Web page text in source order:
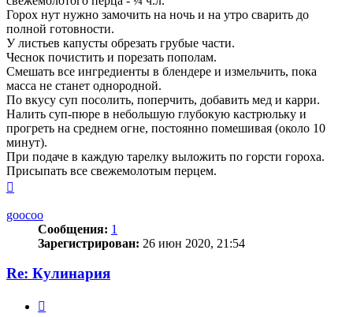
Горох нут нужно замочить на ночь и на утро сварить до
полной готовности.
У листьев капусты обрезать грубые части.
Чеснок почистить и порезать пополам.
Смешать все ингредиенты в блендере и измельчить, пока
масса не станет однородной.
По вкусу суп посолить, поперчить, добавить мед и карри.
Налить суп-пюре в небольшую глубокую кастрюльку и
прогреть на среднем огне, постоянно помешивая (около 10
минут).
При подаче в каждую тарелку выложить по горсти гороха.
Присыпать все свежемолотым перцем.
началу
goocoo
Сообщения: 1
Зарегистрирован: 26 июн 2020, 21:54
Re: Кулинария